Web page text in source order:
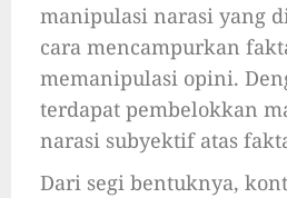
manipulasi narasi yang
cara mencampurkan
memanipulasi opini.
terdapat pembelokkan
narasi subyektif atas
Dari segi bentuknya,